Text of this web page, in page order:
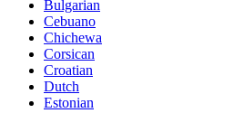
Bulgarian
Cebuano
Chichewa
Corsican
Croatian
Dutch
Estonian